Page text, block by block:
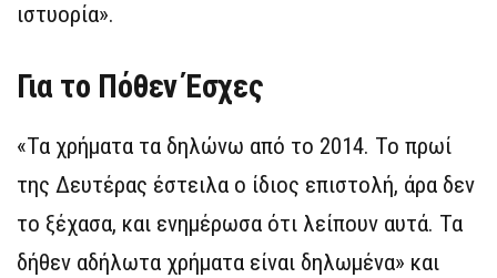
ιστυορία».
Για το Πόθεν Έσχες
«Τα χρήματα τα δηλώνω από το 2014. Το πρωί
της Δευτέρας έστειλα ο ίδιος επιστολή, άρα δεν
το ξέχασα, και ενημέρωσα ότι λείπουν αυτά. Τα
δήθεν αδήλωτα χρήματα είναι δηλωμένα» και